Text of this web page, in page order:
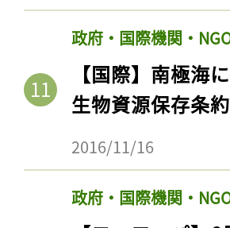
政府・国際機関・
【国際】南極海
生物資源保存条
2016/11/16
政府・国際機関・